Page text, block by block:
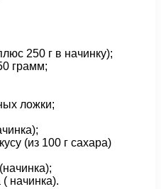
250 г в начинку);
грамм;
ложки;
(из 100 г сахара)
начинка).